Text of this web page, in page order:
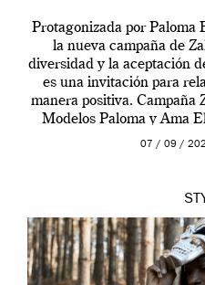
Protagonizada por Paloma
la nueva campaña de
diversidad y la aceptación
es una invitación para
manera positiva. Campaña
Modelos Paloma y Ama
outfit, cada07 / 09 /